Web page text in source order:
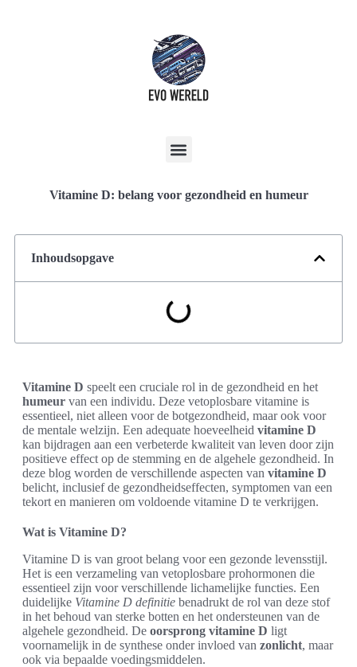
Vitamine D: belang voor gezondheid en humeur
Inhoudsopgave
Vitamine D speelt een cruciale rol in de gezondheid en het
humeur van een individu. Deze vetoplosbare vitamine is
essentieel, niet alleen voor de botgezondheid, maar ook voor
de mentale welzijn. Een adequate hoeveelheid vitamine D
kan bijdragen aan een verbeterde kwaliteit van leven door zijn
positieve effect op de stemming en de algehele gezondheid. In
deze blog worden de verschillende aspecten van vitamine D
belicht, inclusief de gezondheidseffecten, symptomen van een
tekort en manieren om voldoende vitamine D te verkrijgen.
Wat is Vitamine D?
Vitamine D is van groot belang voor een gezonde levensstijl.
Het is een verzameling van vetoplosbare prohormonen die
essentieel zijn voor verschillende lichamelijke functies. Een
duidelijke Vitamine D definitie benadrukt de rol van deze stof
in het behoud van sterke botten en het ondersteunen van de
algehele gezondheid. De oorsprong vitamine D ligt
voornamelijk in de synthese onder invloed van zonlicht, maar
ook via bepaalde voedingsmiddelen.